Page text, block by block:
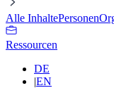
Alle InhaltePersonen
Ressourcen
DE
|EN